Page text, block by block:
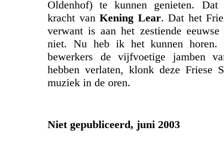
Oldenhof) te kunnen genieten. Dat
kracht vanKening Lear. Dat het
verwant is aan het zestiende
niet. Nu heb ik het kunnen horen.
bewerkers de vijfvoetige jamben
hebben verlaten, klonk deze Friese
muziek in de oren.
Niet gepubliceerd, juni 2003